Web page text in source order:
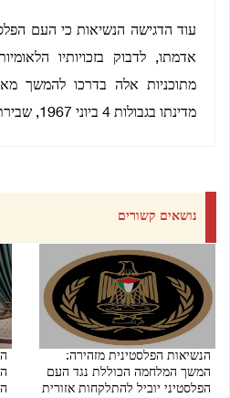
עוד הדגישה הנשיאות כי העם
אדמתו, לדבוק בזכויותיו
מתוכניות אלה בדרכו להמשך
מדינתו בגבולות 4 ביוני 1967, שבירתה מזרח ירושלים.
נושאים קשורים
הנשיאות הפלסטינית מזהירה:
המשך המלחמה הכוללת נגד העם
הפלסטיני יוביל להתלקחות אזורית